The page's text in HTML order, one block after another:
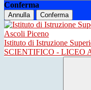
Conferma
Annulla Conferma
Istituto di Istruzione
SCIENTIFICO - LICEO